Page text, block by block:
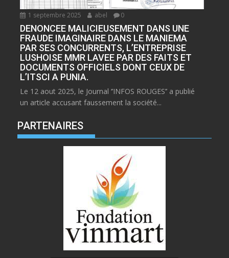
1 septembre 2025 abel 0
DENONCEE MALICIEUSEMENT DANS UNE
FRAUDE IMAGINAIRE DANS LE MANIEMA
PAR SES CONCURRENTS, L’ENTREPRISE
LUSHOISE MMR LAVEE PAR DES FAITS ET
DOCUMENTS OFFICIELS DONT CEUX DE
L’ITSCI A PUNIA.
Le 12 aout 2025, le Journal ‘’INFOS ROUGES’’ a publié
un article accusant faussement la société...
PARTENAIRES